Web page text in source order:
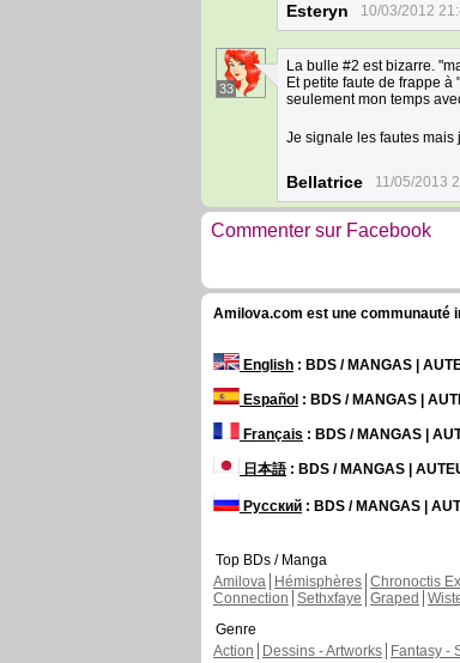
Esteryn 10/03/2012
33
La bulle #2 est bizarre.
Et petite faute de frappe
seulement mon temps
Je signale les fautes mais
Bellatrice 11/05/2013
Commenter sur Facebook
Amilova.com est une communauté
English : BDS / MANGAS |
Español : BDS / MANGAS |
Français : BDS / MANGAS |
日本語: BDS / MANGAS |
Русский : BDS / MANGAS |
Top BDs / Manga
Amilova
Hémisphères Chronoctis
Connection Sethxfaye Graped
Genre
Action
Dessins - Artworks Fantasy -